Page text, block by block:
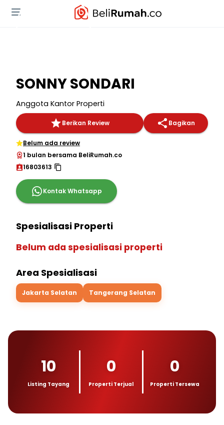
SONNY SONDARI
Anggota Kantor Properti
Berikan Review Bagikan
Belum ada review
1 bulan bersama BeliRumah.co
16803613
Kontak Whatsapp
Spesialisasi Properti
Belum ada spesialisasi properti
Area Spesialisasi
Jakarta Selatan Tangerang Selatan
10
Listing Tayang
0
Properti Terjual
0
Properti Tersewa